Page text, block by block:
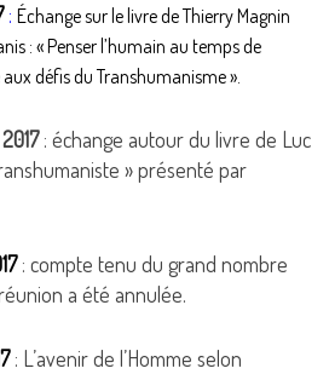
: Échange sur le livre de Thierry Magnin
: « Penser l’humain au temps de
défis du Transhumanisme ».
2017: échange autour du livre de Luc
» présenté par
: compte tenu du grand nombre
a été annulée.
: L’avenir de l’Homme selon